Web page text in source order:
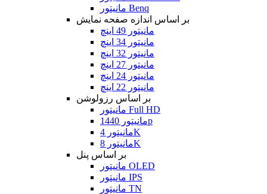
مانیتور Benq
بر اساس اندازه صفحه نمایش
مانیتور 49 اینچ
مانیتور 34 اینچ
مانیتور 32 اینچ
مانیتور 27 اینچ
مانیتور 24 اینچ
مانیتور 22 اینچ
بر اساس رزولوشن
مانیتور Full HD
مانیتور 1440p
مانیتور 4K
مانیتور 8K
بر اساس پنل
مانیتور OLED
مانیتور IPS
مانیتور TN